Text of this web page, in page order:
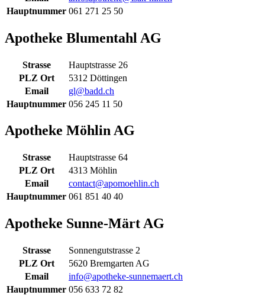
Hauptnummer 061 271 25 50
Apotheke Blumentahl AG
Strasse
Hauptstrasse 26
PLZ Ort
5312 Döttingen
Email
gl@badd.ch
Hauptnummer 056 245 11 50
Apotheke Möhlin AG
Strasse
Hauptstrasse 64
PLZ Ort
4313 Möhlin
Email
contact@apomoehlin.ch
Hauptnummer 061 851 40 40
Apotheke Sunne-Märt AG
Strasse
Sonnengutstrasse 2
PLZ Ort
5620 Bremgarten AG
Email
info@apotheke-sunnemaert.ch
Hauptnummer 056 633 72 82